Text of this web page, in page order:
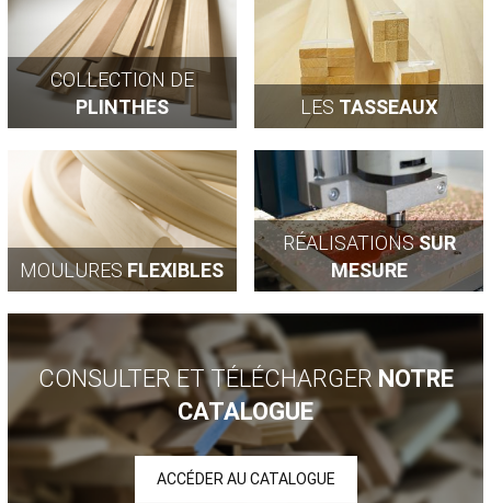
CATALOGUE
PROPOSCOLLECTION DE
PLINTHES
LES TASSEAUX
MOULURESFLEXIBLES
RÉALISATIONSSUR
MESURE
CONSULTER ET TÉLÉCHARGER NOTRE
CATALOGUE
ACCÉDER AU CATALOGUE